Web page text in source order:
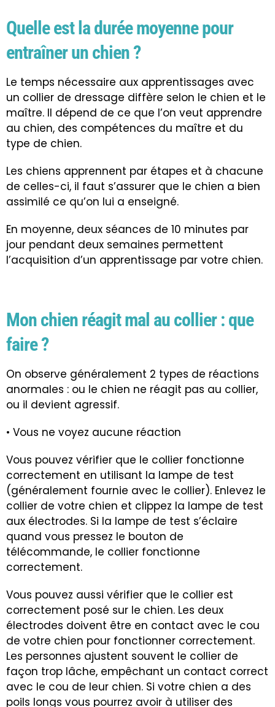
Quelle est la durée moyenne pour
entraîner un chien ?
Le temps nécessaire aux apprentissages avec
un collier de dressage diffère selon le chien et le
maître. Il dépend de ce que l’on veut apprendre
au chien, des compétences du maître et du
type de chien.
Les chiens apprennent par étapes et à chacune
de celles-ci, il faut s’assurer que le chien a bien
assimilé ce qu’on lui a enseigné.
En moyenne, deux séances de 10 minutes par
jour pendant deux semaines permettent
l’acquisition d’un apprentissage par votre chien.
Mon chien réagit mal au collier : que
faire ?
On observe généralement 2 types de réactions
anormales : ou le chien ne réagit pas au collier,
ou il devient agressif.
• Vous ne voyez aucune réaction
Vous pouvez vérifier que le collier fonctionne
correctement en utilisant la lampe de test
(généralement fournie avec le collier). Enlevez le
collier de votre chien et clippez la lampe de test
aux électrodes. Si la lampe de test s’éclaire
quand vous pressez le bouton de
télécommande, le collier fonctionne
correctement.
Vous pouvez aussi vérifier que le collier est
correctement posé sur le chien. Les deux
électrodes doivent être en contact avec le cou
de votre chien pour fonctionner correctement.
Les personnes ajustent souvent le collier de
façon trop lâche, empêchant un contact correct
avec le cou de leur chien. Si votre chien a des
poils longs vous pourrez avoir à utiliser des